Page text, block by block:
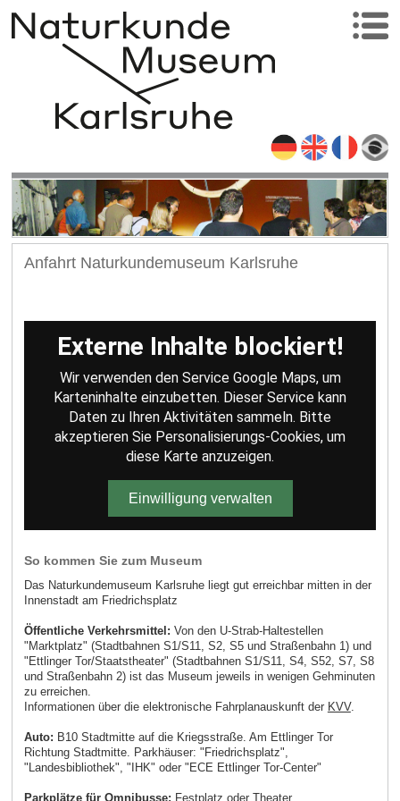
Anfahrt Naturkundemuseum Karlsruhe
Externe Inhalte blockiert!
Wir verwenden den Service Google Maps, um
Karteninhalte einzubetten. Dieser Service kann
Daten zu Ihren Aktivitäten sammeln. Bitte
akzeptieren Sie Personalisierungs-Cookies, um
diese Karte anzuzeigen.
Einwilligung verwalten
So kommen Sie zum Museum
Das Naturkundemuseum Karlsruhe liegt gut erreichbar mitten in der
Innenstadt am Friedrichsplatz
Öffentliche Verkehrsmittel: Von den U-Strab-Haltestellen
"Marktplatz" (Stadtbahnen S1/S11, S2, S5 und Straßenbahn 1) und
"Ettlinger Tor/Staatstheater" (Stadtbahnen S1/S11, S4, S52, S7, S8
und Straßenbahn 2) ist das Museum jeweils in wenigen Gehminuten
zu erreichen.
Informationen über die elektronische Fahrplanauskunft der KVV.
Auto: B10 Stadtmitte auf die Kriegsstraße. Am Ettlinger Tor
Richtung Stadtmitte. Parkhäuser: "Friedrichsplatz",
"Landesbibliothek", "IHK" oder "ECE Ettlinger Tor-Center"
Parkplätze für Omnibusse: Festplatz oder Theater